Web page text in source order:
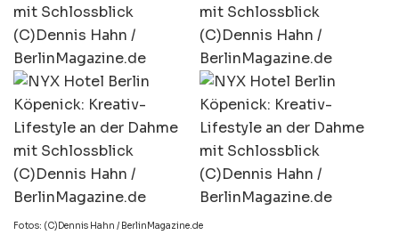
Fotos: (C)Dennis Hahn / BerlinMagazine.de